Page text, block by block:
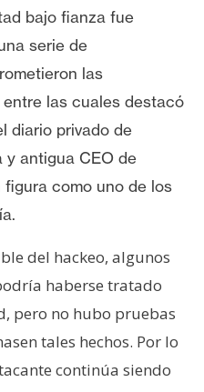
bajo fianza fue
serie de
las
las cuales destacó
diario privado de
y antigua CEO de
como uno de los
del hackeo, algunos
haberse tratado
pero no hubo pruebas
tales hechos. Por lo
continúa siendo